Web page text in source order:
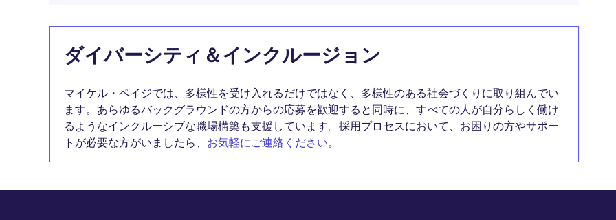
ダイバーシティ＆インクルージョン
マイケル・ペイジでは、多様性を受け入れるだけではなく、多様性のある社会づくりに取り組んでい
ます。あらゆるバックグラウンドの方からの応募を歓迎すると同時に、すべての人が自分らしく働け
るようなインクルーシブな職場構築も支援しています。採用プロセスにおいて、お困りの方やサポー
トが必要な方がいましたら、 お気軽にご連絡ください。